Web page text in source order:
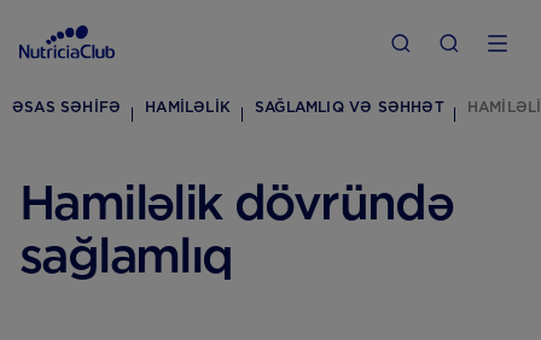
ƏSAS SƏHIFƏ HAMILƏLIK SAĞLAMLIQ VƏ SƏHHƏT
Hamiləlik dövründə
sağlamlıq